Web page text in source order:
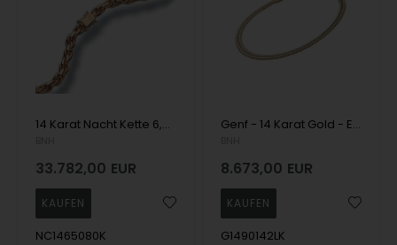
14 Karat Nacht Kette 6,5 mm als Armband oder Halskette
33.782,00 EUR
NC1465080K
Genf - 14 Karat Gold - Erhältlich in verschiedenen Breiten und Längen
8.673,00 EUR
G1490142LK